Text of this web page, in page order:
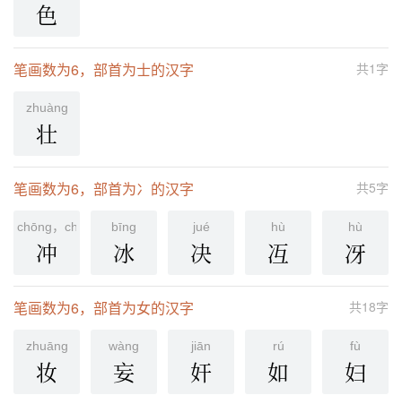
色
共1字
笔画数为6，部首为士的汉字
zhuànɡ
壮
共5字
笔画数为6，部首为冫的汉字
chōng，chòng
冲
bīnɡ
冰
jué
决
hù
冱
hù
冴
共18字
笔画数为6，部首为女的汉字
zhuānɡ
妆
wànɡ
妄
jiān
奸
rú
如
fù
妇